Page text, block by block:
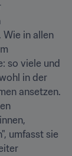
in allen
so viele und
in der
ansetzen.
umfasst sie